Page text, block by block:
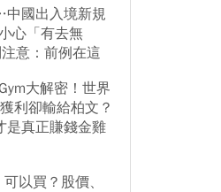
國出入境新規
心「有去無
意：前例在這
大解密！世界
利卻輸給柏文？
真正賺錢金雞
以買？股價、